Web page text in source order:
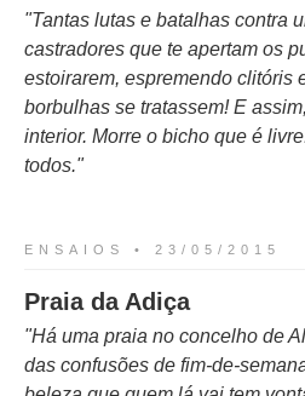
Tantas lutas e batalhas contra
castradores que te apertam os
estoirarem, espremendo clitóris
borbulhas se tratassem! E
interior. Morre o bicho que é
todos.
ENSAIOS • 23/05/2015
Praia da Adiça
Há uma praia no concelho de
das confusões de fim-de-